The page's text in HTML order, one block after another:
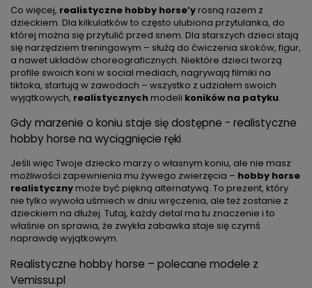
Co więcej, realistyczne hobby horse’yrosną razem z
dzieckiem. Dla kilkulatków to często ulubiona przytulanka, do
której można się przytulić przed snem. Dla starszych dzieci stają
się narzędziem treningowym – służą do ćwiczenia skoków, figur,
a nawet układów choreograficznych. Niektóre dzieci tworzą
profile swoich koni w social mediach, nagrywają filmiki na
tiktoka, startują w zawodach – wszystko z udziałem swoich
wyjątkowych, realistycznychmodeli koników na patyku.
Gdy marzenie o koniu staje się dostępne - realistyczne
hobby horse na wyciągnięcie ręki
Jeśli więc Twoje dziecko marzy o własnym koniu, ale nie masz
możliwości zapewnienia mu żywego zwierzęcia – hobby horse
realistycznymoże być piękną alternatywą. To prezent, który
nie tylko wywoła uśmiech w dniu wręczenia, ale też zostanie z
dzieckiem na dłużej. Tutaj, każdy detal ma tu znaczenie i to
właśnie on sprawia, że zwykła zabawka staje się czymś
naprawdę wyjątkowym.
Realistyczne hobby horse – polecane modele z
Vemissu.pl